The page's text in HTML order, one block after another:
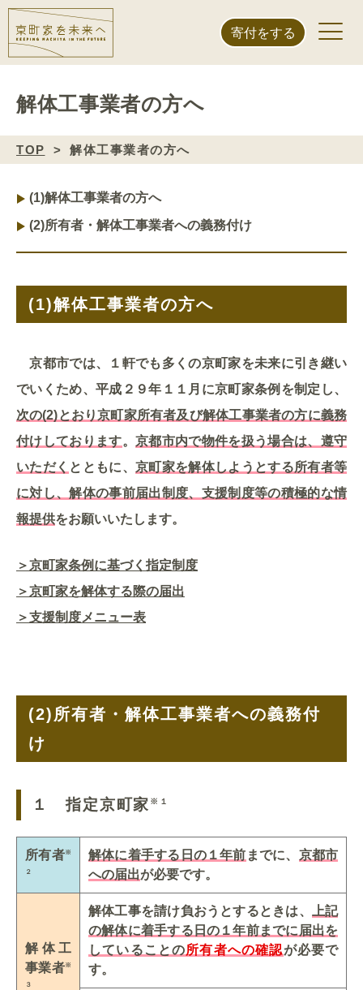
寄付をする
解体工事業者の方へ
TOP 解体工事業者の方へ
(1)解体工事業者の方へ
(2)所有者・解体工事業者への義務付け
(1)解体工事業者の方へ
京都市では、１軒でも多くの京町家を未来に引き継い
でいくため、平成２９年１１月に京町家条例を制定し、
次の(2)とおり京町家所有者及び解体工事業者の方に義務
付けしております。京都市内で物件を扱う場合は、遵守
いただく とともに、京町家を解体しようとする所有者等
に対し、解体の事前届出制度、支援制度等の積極的な情
報提供をお願いいたします。
＞京町家条例に基づく指定制度
＞京町家を解体する際の届出
＞支援制度メニュー表
(2) 所有者・解体工事業者への義務付
け
１ 指定京町家 ※１
所有者※
２
解体に着手する日の１年前 までに、 京都市
への届出が必要です。
解体工
事業者※
３
解体工事を請け負おうとするときは、
上記
の解体に着手する日の１年前までに届出を
していることの所有者への確認が必要で
す。